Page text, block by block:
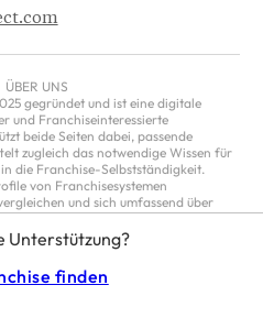
Unterstützung?
finden
ÜBER UNS
gegründet und ist eine digitale
und Franchiseinteressierte
beide Seiten dabei, passende
zugleich das notwendige Wissen für
die Franchise-Selbstständigkeit.
von Franchisesystemen
und sich umfassend über
bietet die Plattform
finanziellen und
im Franchising. Darüber hinaus
aktuelle Nachrichten, Interviews,
und praxisorientierte Leitfäden zu